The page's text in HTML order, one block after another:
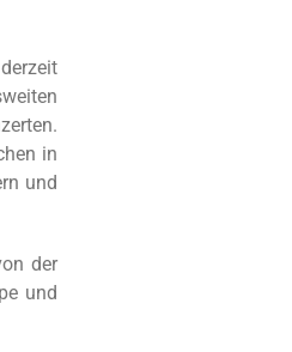
in
und
der
und